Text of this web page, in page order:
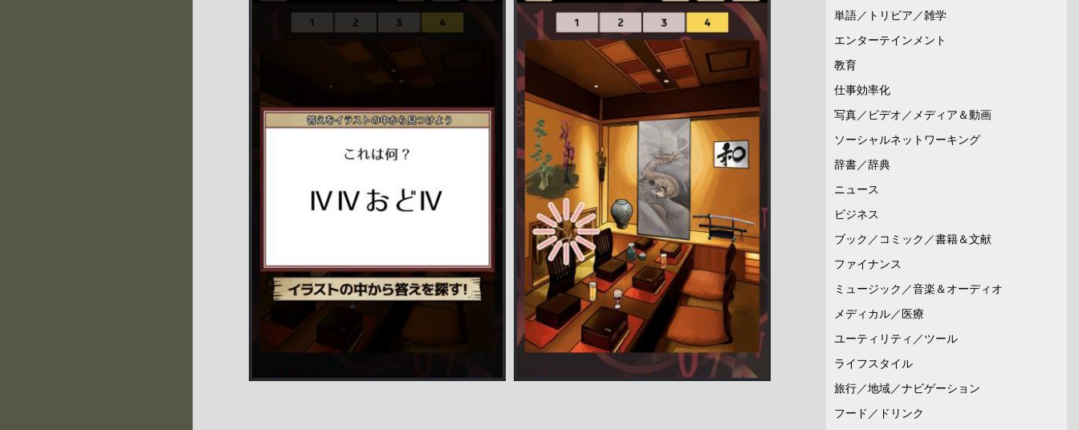
単語／トリビア／雑学
エンターテインメント
教育
仕事効率化
写真／ビデオ／メディア＆動画
ソーシャルネットワーキング
辞書／辞典
ニュース
ビジネス
ブック／コミック／書籍＆文献
ファイナンス
ミュージック／音楽＆オーディオ
メディカル／医療
ユーティリティ／ツール
ライフスタイル
旅行／地域／ナビゲーション
フード／ドリンク